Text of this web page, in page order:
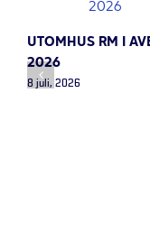
UTOMHUS RM I
2026
8 juli, 2026